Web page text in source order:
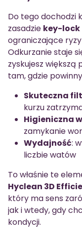
Do tego dochodzi
zasadzie key-lock
ograniczające
Odkurzanie staje
zyskujesz większą
tam, gdzie
Skuteczna
kurzu
Higieniczna
zamykanie
Wydajność:
liczbie watów
To właśnie te
Hyclean 3D
który ma sens
jak i wtedy, gdy
kondycji.